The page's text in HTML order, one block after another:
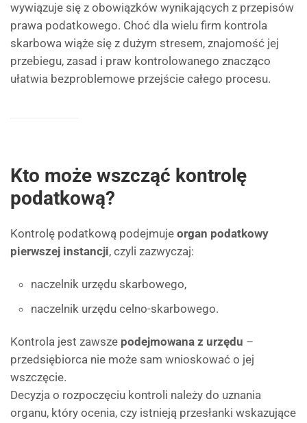
wywiązuje się z obowiązków wynikających z przepisów
prawa podatkowego. Choć dla wielu firm kontrola
skarbowa wiąże się z dużym stresem, znajomość jej
przebiegu, zasad i praw kontrolowanego znacząco
ułatwia bezproblemowe przejście całego procesu.
Kto może wszcząć kontrolę
podatkową?
Kontrolę podatkową podejmuje organ podatkowy
pierwszej instancji, czyli zazwyczaj:
naczelnik urzędu skarbowego,
naczelnik urzędu celno-skarbowego.
Kontrola jest zawsze podejmowana z urzędu –
przedsiębiorca nie może sam wnioskować o jej
wszczęcie.
Decyzja o rozpoczęciu kontroli należy do uznania
organu, który ocenia, czy istnieją przesłanki wskazujące